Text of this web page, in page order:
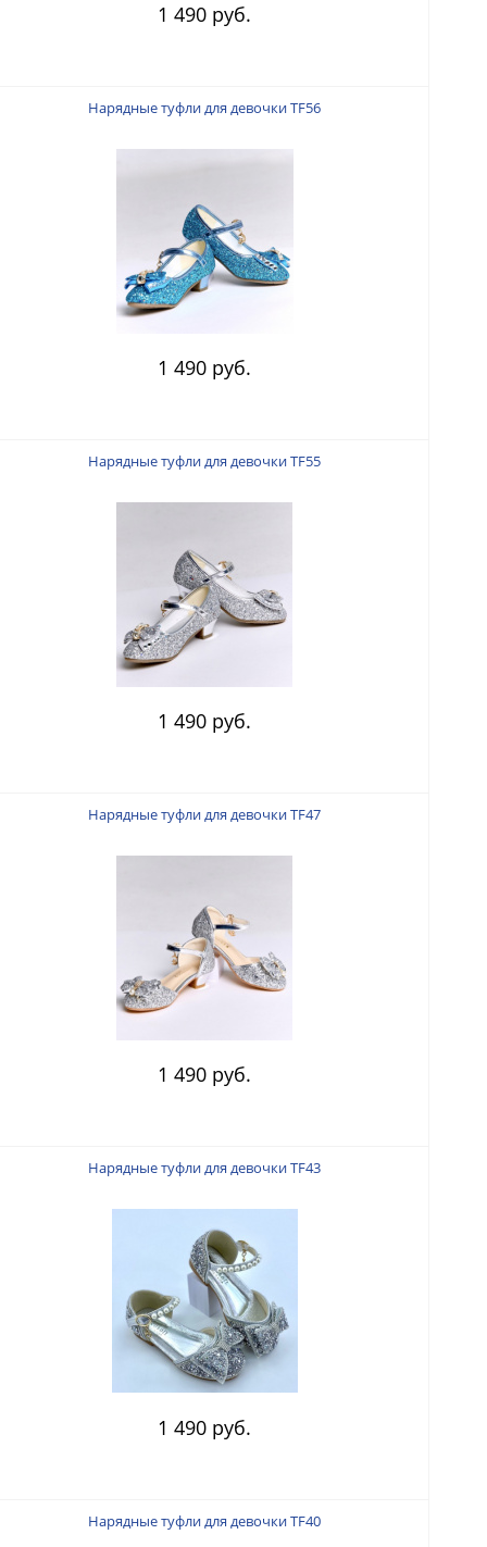
1 490 руб.
Нарядные туфли для девочки TF56
1 490 руб.
Нарядные туфли для девочки TF55
1 490 руб.
Нарядные туфли для девочки TF47
1 490 руб.
Нарядные туфли для девочки TF43
1 490 руб.
Нарядные туфли для девочки TF40